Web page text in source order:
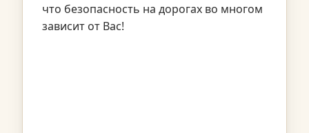
что безопасность на дорогах во многом
зависит от Вас!